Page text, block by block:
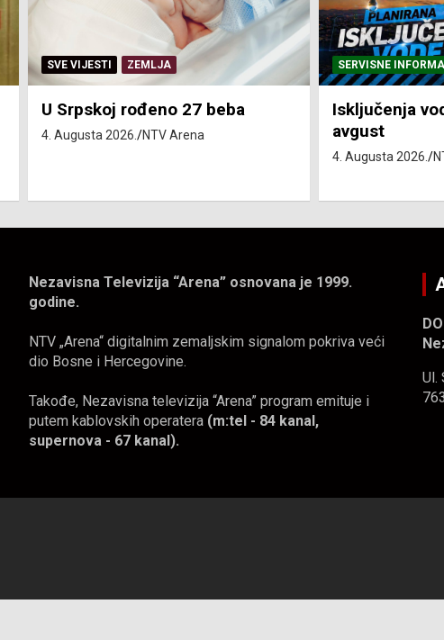
SERVISNE INFORMACIJE
Isključenja vode – utorak 4.
avgust
SERVISNE
Isključenja el.
4. avgust
4. Augusta 2026.
Nezavisna Televizija “Arena” osnovana je 1999.
godine.
NTV „Arena“ digitalnim zemaljskim signalom pokriva veći
dio Bosne i Hercegovine.
Takođe, Nezavisna televizija “Arena” program emituje i
putem kablovskih operatera (m:tel - 84 kanal,
supernova - 67 kanal).
Ul.